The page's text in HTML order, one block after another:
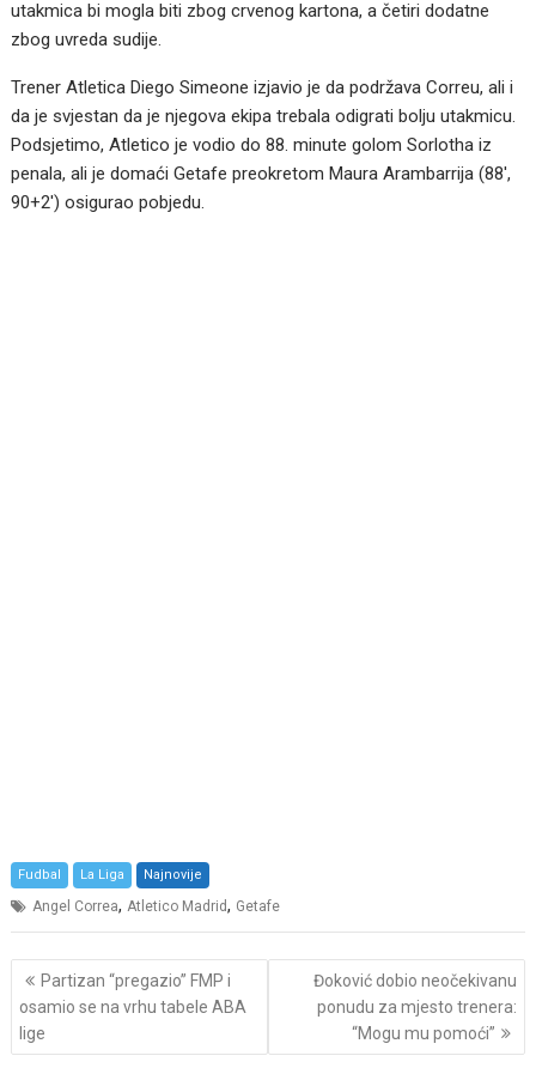
utakmica bi mogla biti zbog crvenog kartona, a četiri dodatne
zbog uvreda sudije.
Trener Atletica Diego Simeone izjavio je da podržava Correu, ali i
da je svjestan da je njegova ekipa trebala odigrati bolju utakmicu.
Podsjetimo, Atletico je vodio do 88. minute golom Sorlotha iz
penala, ali je domaći Getafe preokretom Maura Arambarrija (88′,
90+2′) osigurao pobjedu.
Fudbal La Liga Najnovije
Angel Correa, Atletico Madrid, Getafe
Post
navigation
Partizan “pregazio” FMP i
osamio se na vrhu tabele ABA
lige
Đoković dobio neočekivanu
ponudu za mjesto trenera:
“Mogu mu pomoći”